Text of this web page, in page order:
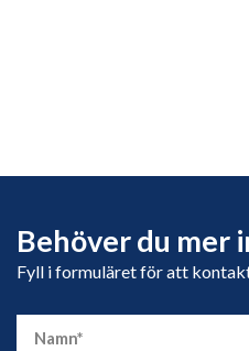
Behöver du mer
Fyll i formuläret för att